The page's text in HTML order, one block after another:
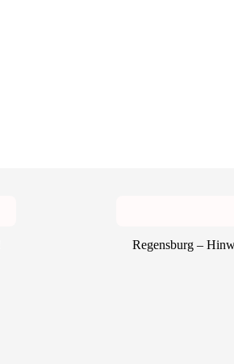
Regensburg –